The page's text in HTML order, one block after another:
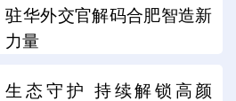
驻华外交官解码合肥智造新
力量
生态守护 持续解锁高颜